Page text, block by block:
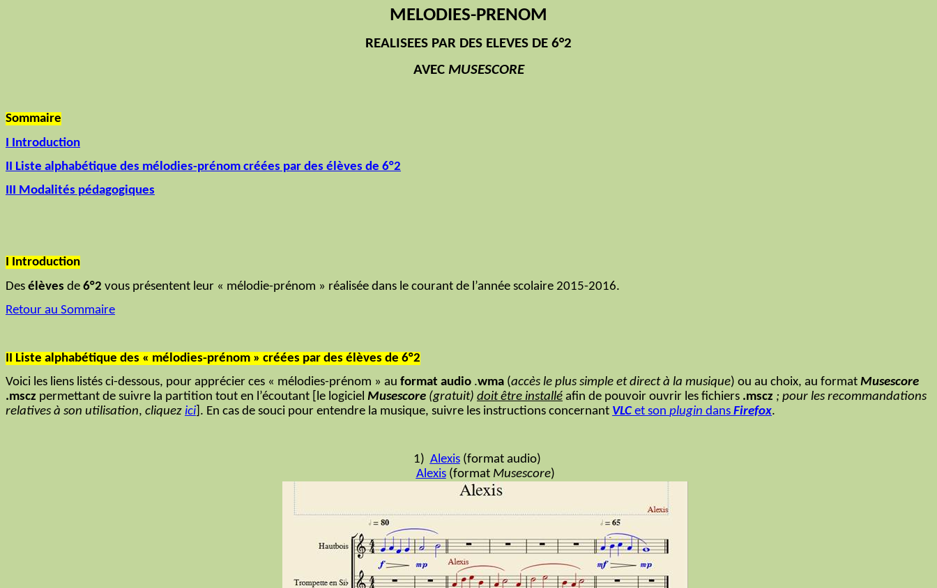
MELODIES-PRENOM
REALISEES PAR DES ELEVES DE 6°2
AVEC MUSESCORE
Sommaire
I Introduction
II Liste alphabétique des mélodies-prénom créées par des élèves de 6°2
III Modalités pédagogiques
I Introduction
Des élèves de 6°2 vous présentent leur « mélodie-prénom » réalisée dans le courant de l’année scolaire 2015-2016.
Retour au Sommaire
II Liste alphabétique des « mélodies-prénom » créées par des élèves de 6°2
Voici les liens listés ci-dessous, pour apprécier ces « mélodies-prénom » au format audio .wma (accès le plus simple et direct à la musique) ou au choix, au format Musescore
.mscz permettant de suivre la partition tout en l’écoutant [le logiciel Musescore (gratuit) doit être installé afin de pouvoir ouvrir les fichiers .mscz ; pour les recommandations
relatives à son utilisation, cliquez ici ]. En cas de souci pour entendre la musique, suivre les instructions concernant VLCet son plugin dans Firefox.
1) Alexis(format audio)
Alexis(format Musescore)